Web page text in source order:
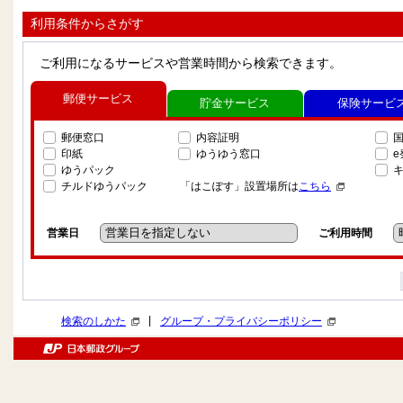
利用条件からさがす
ご利用になるサービスや営業時間から検索できます。
郵便サービス
郵便窓口
印紙
ゆうパック
チルドゆうパック
内容証明
ゆうゆう窓口
「はこぽす」設置場所はこちら
e
営業日 ご利用時間
貯金サービス 保険サービ
検索のしかた グループ・プライバシーポリシー